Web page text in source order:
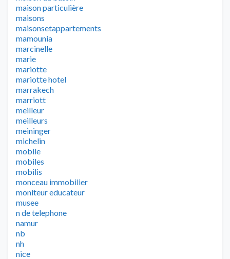
maison particulière
maisons
maisonsetappartements
mamounia
marcinelle
marie
mariotte
mariotte hotel
marrakech
marriott
meilleur
meilleurs
meininger
michelin
mobile
mobiles
mobilis
monceau immobilier
moniteur educateur
musee
n de telephone
namur
nb
nh
nice